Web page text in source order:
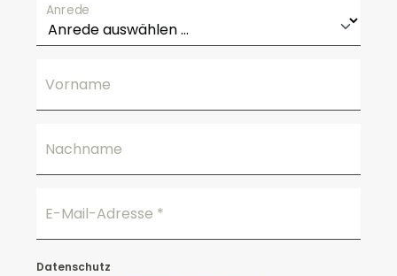
Anrede
Vorname
Nachname
E-Mail-Adresse *
Datenschutz